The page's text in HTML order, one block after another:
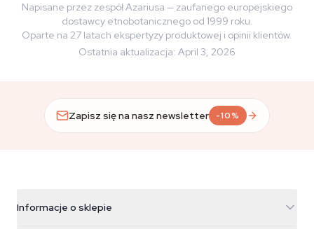
Napisane przez zespół Azariusa — zaufanego europejskiego
dostawcy etnobotanicznego od 1999 roku.
Oparte na 27 latach ekspertyzy produktowej i opinii klientów.
Ostatnia aktualizacja: April 3, 2026
Zapisz się na nasz newsletter -10%
Informacje o sklepie